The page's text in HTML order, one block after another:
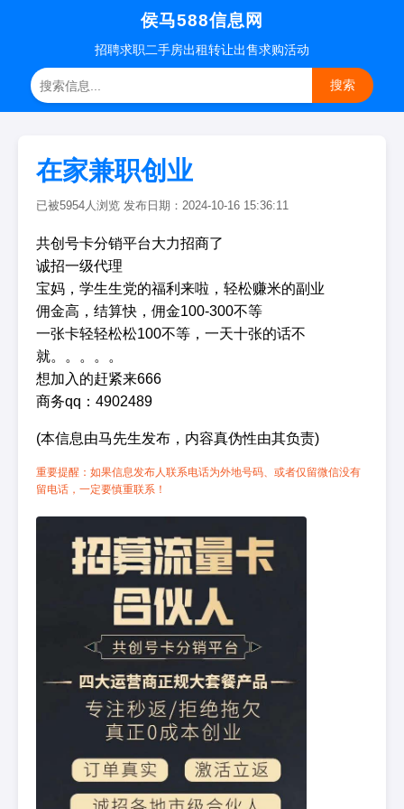
侯马588信息网
招聘求职二手房出租转让出售求购活动
搜索
在家兼职创业
已被5954人浏览 发布日期：2024-10-16 15:36:11
共创号卡分销平台大力招商了
诚招一级代理
宝妈，学生生党的福利来啦，轻松赚米的副业
佣金高，结算快，佣金100-300不等
一张卡轻轻松松100不等，一天十张的话不
就。。。。。
想加入的赶紧来666
商务qq：4902489
(本信息由马先生发布，内容真伪性由其负责)
重要提醒：如果信息发布人联系电话为外地号码、或者仅留微信没有
留电话，一定要慎重联系！